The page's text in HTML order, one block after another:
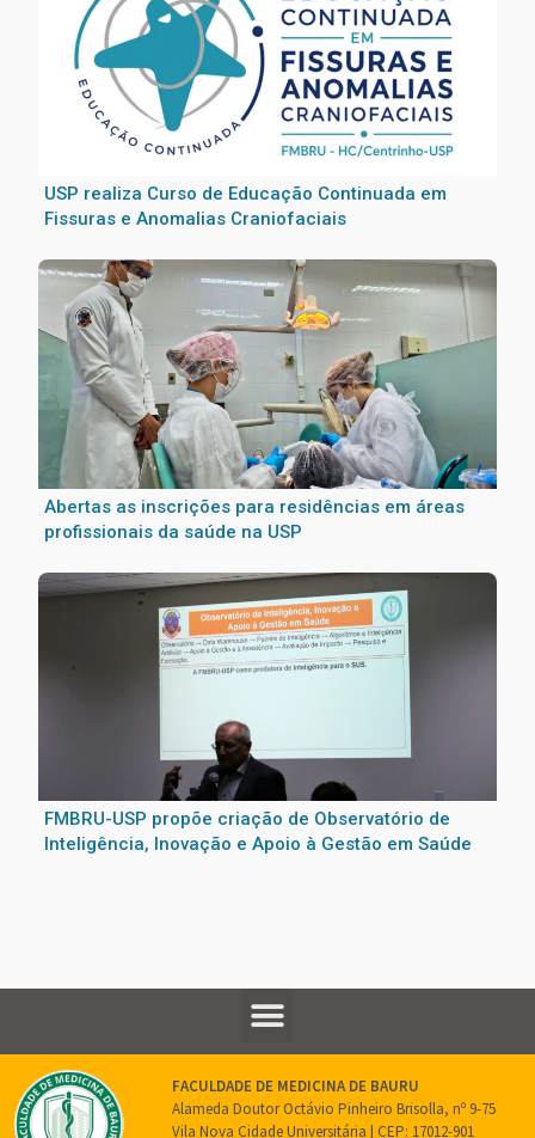
USP realiza Curso de Educação Continuada em
Fissuras e Anomalias Craniofaciais
Abertas as inscrições para residências em áreas
profissionais da saúde na USP
FMBRU-USP propõe criação de Observatório de
Inteligência, Inovação e Apoio à Gestão em Saúde
FACULDADE DE MEDICINA DE BAURU
Alameda Doutor Octávio Pinheiro Brisolla, nº 9-75
Vila Nova Cidade Universitária | CEP: 17012-901